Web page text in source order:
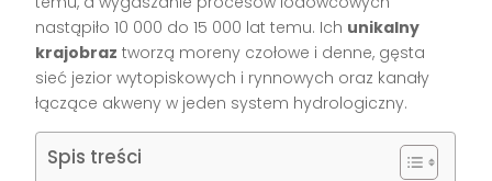
nastąpiło 10 000 do 15 000 lat temu. Ich unikalny
krajobraz tworzą moreny czołowe i denne, gęsta
sieć jezior wytopiskowych i rynnowych oraz kanały
łączące akweny w jeden system hydrologiczny.
Spis treści